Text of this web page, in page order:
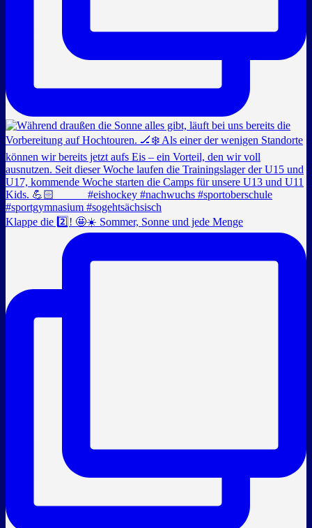
Klappe die 2️⃣! 🤩☀️ Sommer, Sonne und jede Menge